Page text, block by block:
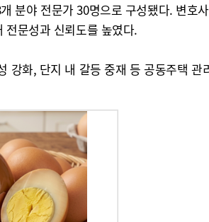
야 전문가 30명으로 구성됐다. 변호
문성과 신뢰도를 높였다.
화, 단지 내 갈등 중재 등 공동주택